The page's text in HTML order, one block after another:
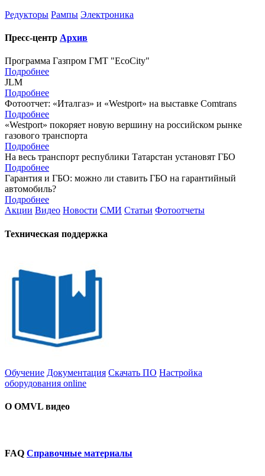
Редукторы Рампы Электроника
Пресс-центр Архив
Программа Газпром ГМТ "EcoCity"
Подробнее
JLM
Подробнее
Фотоотчет: «Италгаз» и «Westport» на выставке Comtrans
Подробнее
«Westport» покоряет новую вершину на российском рынке
газового транспорта
Подробнее
На весь транспорт республики Татарстан установят ГБО
Подробнее
Гарантия и ГБО: можно ли ставить ГБО на гарантийный
автомобиль?
Подробнее
Акции Видео Новости СМИ Статьи Фотоотчеты
Техническая поддержка
Обучение Документация Скачать ПО Настройка
оборудования online
О OMVL видео
FAQ Справочные материалы